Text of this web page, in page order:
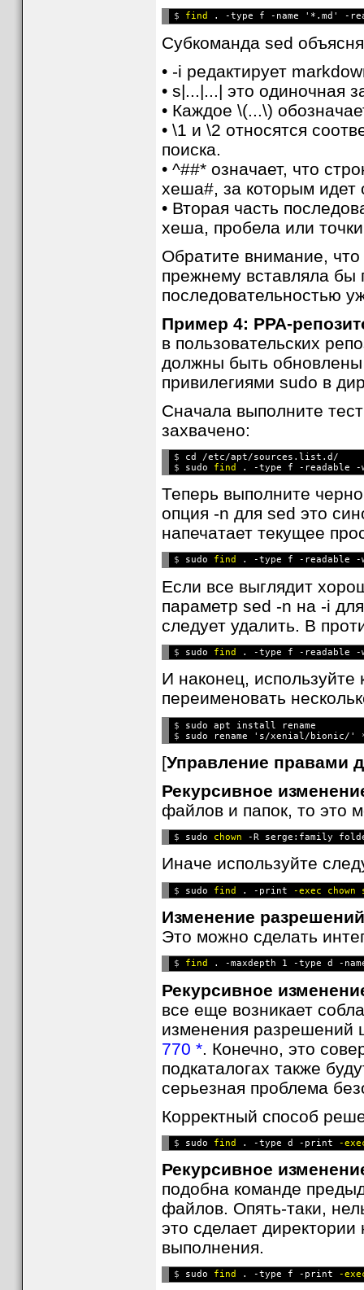
$ find . -type f -name '*.md' -
Субкоманда sed
• -i редактирует
• s|...|...| это одиночная
• Каждое \(...\)
• \1 и \2 относятся
поиска.
• ^##* означает, что
хеша#, за которым
• Вторая часть
хеша, пробела или
Обратите внимание,
прежнему вставляла бы
последовательностью
Пример 4: PPA-
в пользовательских
должны быть
привилегиями sudo в
Сначала выполните
захвачено:
$ cd /etc/apt/sources.list.d/
$ sudo find . -type f -readable
Теперь выполните
опция -n для sed это
напечатает текущее
$ sudo find . -type f -readable
Если все выглядит
параметр sed -n на -i
следует удалить. В
$ sudo find . -type f -readable
И наконец,
переименовать
$ sudo apt install rename
$
[Управление правами
Рекурсивное
файлов и папок, то это
$ sudo chown
Иначе используйте
$ sudo find . -print -exec
Изменение
Это можно сделать
$ find . -maxdepth 1 -type d -
Рекурсивное
все еще возникает
изменения разрешений
770 * . Конечно, это
подкаталогах также
серьезная проблема
Корректный способ
$ sudo find . -type d -print -
Рекурсивное
подобна команде
файлов. Опять-таки,
это сделает
выполнения.
$ sudo find . -type f -print -